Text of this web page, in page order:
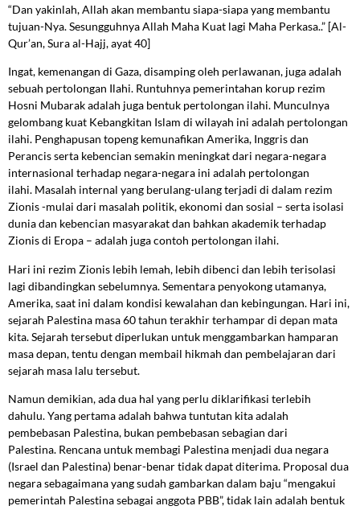
“Dan yakinlah, Allah akan membantu siapa-siapa yang membantu
tujuan-Nya. Sesungguhnya Allah Maha Kuat lagi Maha Perkasa..” [Al-
Qur’an, Sura al-Hajj, ayat 40]
Ingat, kemenangan di Gaza, disamping oleh perlawanan, juga adalah
sebuah pertolongan Ilahi. Runtuhnya pemerintahan korup rezim
Hosni Mubarak adalah juga bentuk pertolongan ilahi. Munculnya
gelombang kuat Kebangkitan Islam di wilayah ini adalah pertolongan
ilahi. Penghapusan topeng kemunafikan Amerika, Inggris dan
Perancis serta kebencian semakin meningkat dari negara-negara
internasional terhadap negara-negara ini adalah pertolongan
ilahi. Masalah internal yang berulang-ulang terjadi di dalam rezim
Zionis -mulai dari masalah politik, ekonomi dan sosial – serta isolasi
dunia dan kebencian masyarakat dan bahkan akademik terhadap
Zionis di Eropa – adalah juga contoh pertolongan ilahi.
Hari ini rezim Zionis lebih lemah, lebih dibenci dan lebih terisolasi
lagi dibandingkan sebelumnya. Sementara penyokong utamanya,
Amerika, saat ini dalam kondisi kewalahan dan kebingungan. Hari ini,
sejarah Palestina masa 60 tahun terakhir terhampar di depan mata
kita. Sejarah tersebut diperlukan untuk menggambarkan hamparan
masa depan, tentu dengan membail hikmah dan pembelajaran dari
sejarah masa lalu tersebut.
Namun demikian, ada dua hal yang perlu diklarifikasi terlebih
dahulu. Yang pertama adalah bahwa tuntutan kita adalah
pembebasan Palestina, bukan pembebasan sebagian dari
Palestina. Rencana untuk membagi Palestina menjadi dua negara
(Israel dan Palestina) benar-benar tidak dapat diterima. Proposal dua
negara sebagaimana yang sudah gambarkan dalam baju “mengakui
pemerintah Palestina sebagai anggota PBB”, tidak lain adalah bentuk